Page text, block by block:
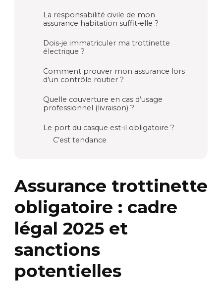
La responsabilité civile de mon
assurance habitation suffit-elle ?
Dois-je immatriculer ma trottinette
électrique ?
Comment prouver mon assurance lors
d’un contrôle routier ?
Quelle couverture en cas d’usage
professionnel (livraison) ?
Le port du casque est-il obligatoire ?
C’est tendance
Assurance trottinette
obligatoire : cadre
légal 2025 et
sanctions
potentielles